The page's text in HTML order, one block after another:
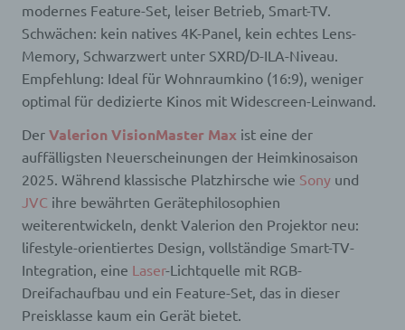
modernes Feature-Set, leiser Betrieb, Smart-TV.
Schwächen: kein natives 4K-Panel, kein echtes Lens-
Memory, Schwarzwert unter SXRD/D-ILA-Niveau.
Empfehlung: Ideal für Wohnraumkino (16:9), weniger
optimal für dedizierte Kinos mit Widescreen-Leinwand.
Der Valerion VisionMaster Max ist eine der
auffälligsten Neuerscheinungen der Heimkinosaison
2025. Während klassische Platzhirsche wie Sony und
JVC ihre bewährten Gerätephilosophien
weiterentwickeln, denkt Valerion den Projektor neu:
lifestyle-orientiertes Design, vollständige Smart-TV-
Integration, eine Laser-Lichtquelle mit RGB-
Dreifachaufbau und ein Feature-Set, das in dieser
Preisklasse kaum ein Gerät bietet.
werden durch uns daher einerseits statistisch und
ferner mit dem Ziel ausgewertet, den Datenschutz
und die Datensicherheit in unserem Unternehmen
zu erhöhen, um letztlich ein optimales
Schutzniveau für die von uns verarbeiteten
personenbezogenen Daten sicherzustellen. Die
anonymen Daten der Server-Logfiles werden
getrennt von allen durch eine betroffene Person
angegebenen personenbezogenen Daten
gespeichert.
Registrierung auf unserer Internetseite
Die betroffene Person hat die Möglichkeit, sich auf
der Internetseite des für die Verarbeitung
Verantwortlichen unter Angabe von
personenbezogenen Daten zu registrieren.
Welche personenbezogenen Daten dabei an den